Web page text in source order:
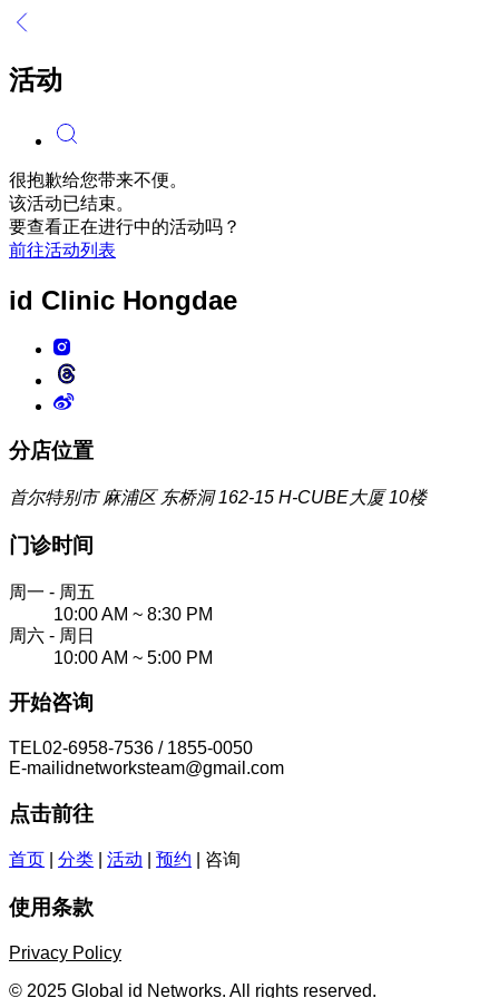
活动
很抱歉给您带来不便。
该活动已结束。
要查看正在进行中的活动吗？
前往活动列表
id Clinic Hongdae
分店位置
首尔特别市 麻浦区 东桥洞 162-15 H-CUBE大厦 10楼
门诊时间
周一 - 周五
10:00 AM ~ 8:30 PM
周六 - 周日
10:00 AM ~ 5:00 PM
开始咨询
TEL02-6958-7536 / 1855-0050
E-mail idnetworksteam@gmail.com
点击前往
首页 分类 活动 预约 咨询
使用条款
Privacy Policy
© 2025 Global id Networks. All rights reserved.